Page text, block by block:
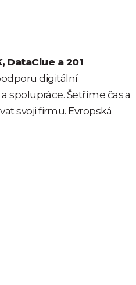
DataClue a 201
digitální
spolupráce. Šetříme čas a
svoji firmu. Evropská